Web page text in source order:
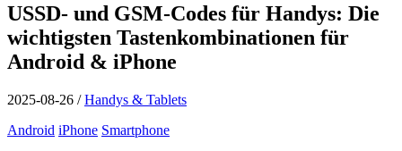
USSD- und GSM-Codes für Handys: Die
wichtigsten Tastenkombinationen für
Android & iPhone
2025-08-26 /Handys & Tablets
Android iPhone Smartphone